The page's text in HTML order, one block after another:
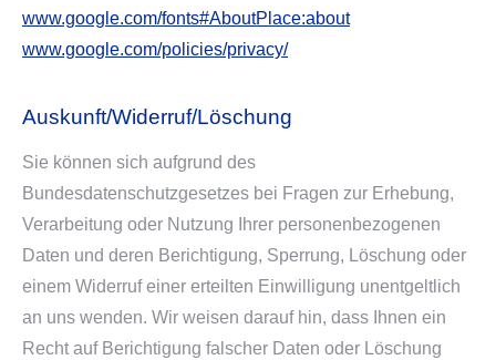
www.google.com/fonts#AboutPlace:about
www.google.com/policies/privacy/
Auskunft/Widerruf/Löschung
Sie können sich aufgrund des
Bundesdatenschutzgesetzes bei Fragen zur Erhebung,
Verarbeitung oder Nutzung Ihrer personenbezogenen
Daten und deren Berichtigung, Sperrung, Löschung oder
einem Widerruf einer erteilten Einwilligung unentgeltlich
an uns wenden. Wir weisen darauf hin, dass Ihnen ein
Recht auf Berichtigung falscher Daten oder Löschung